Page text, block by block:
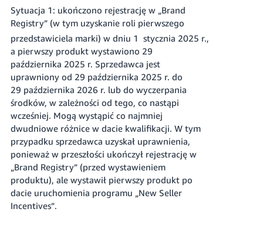
Sytuacja 1: ukończono rejestrację w „Brand
Registry” (w tym uzyskanie roli pierwszego
przedstawiciela marki) w dniu 1
stycznia 2025 r.,
a pierwszy produkt wystawiono 29
października 2025 r. Sprzedawca jest
uprawniony od 29 października 2025 r. do
29 października 2026 r. lub do wyczerpania
środków, w zależności od tego, co nastąpi
wcześniej. Mogą wystąpić co najmniej
dwudniowe różnice w dacie kwalifikacji. W tym
przypadku sprzedawca uzyskał uprawnienia,
ponieważ w przeszłości ukończył rejestrację w
„Brand Registry” (przed wystawieniem
produktu), ale wystawił pierwszy produkt po
dacie uruchomienia programu „New Seller
Incentives”.